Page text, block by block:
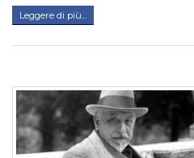
Leggere di più...